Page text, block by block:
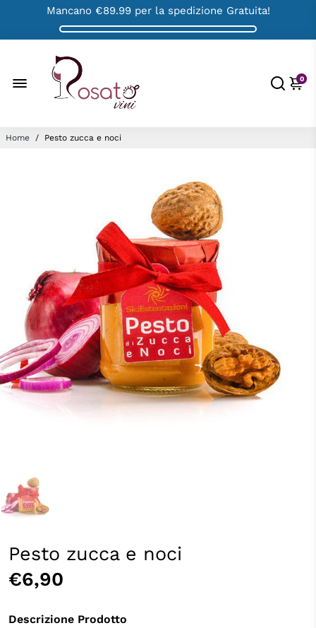
Mancano €89.99per la spedizione Gratuita!
0
Home / Pesto zucca e noci
Pesto zucca e noci
€6,90
Descrizione Prodotto